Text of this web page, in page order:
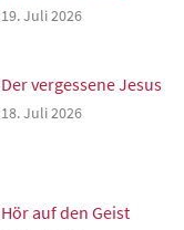
19. Juli 2026
Der vergessene Jesus
18. Juli 2026
Hör auf den Geist